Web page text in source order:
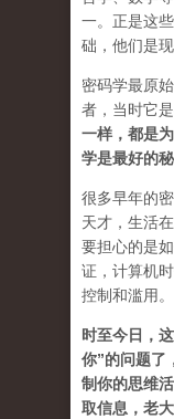
一。正是这
础，他们是
密码学最原
者，当时它
一样，都是
学是最好的秘
很多早年的
天才，生活
要担心的是
证，计算机
控制和滥用。
时至今日，
你”的问题了
制你的思维
取信息，老